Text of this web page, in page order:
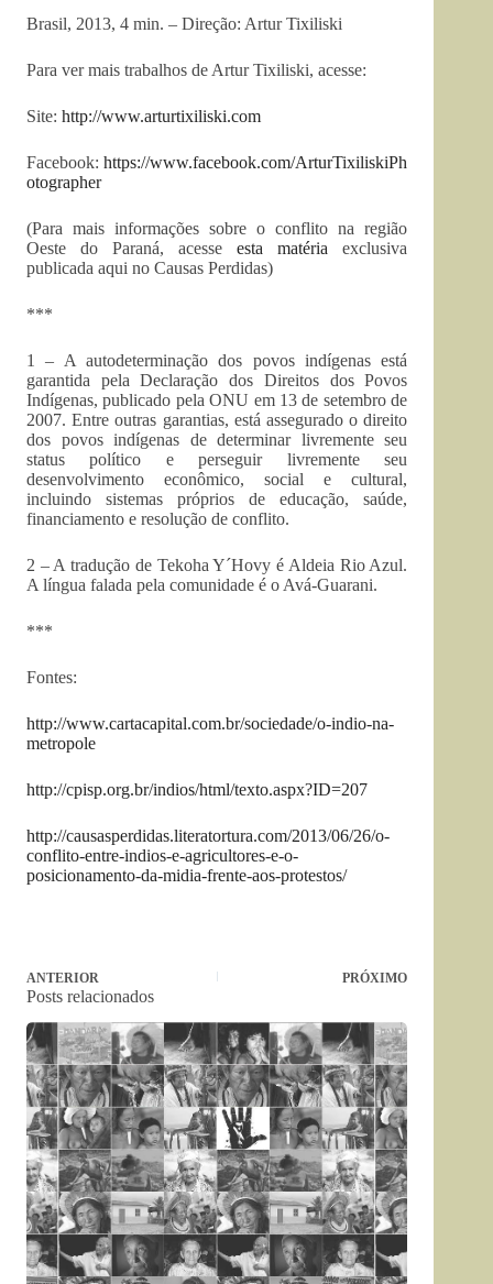
Brasil, 2013, 4 min. – Direção: Artur Tixiliski
Para ver mais trabalhos de Artur Tixiliski, acesse:
Site: http://www.arturtixiliski.com
Facebook:https://www.facebook.com/ArturTixiliskiPh
otographer
(Para mais informações sobre o conflito na região
Oeste do Paraná, acesseesta matéria exclusiva
publicada aqui no Causas Perdidas)
***
1 – A autodeterminação dos povos indígenas está
garantida pela Declaração dos Direitos dos Povos
Indígenas, publicado pela ONU em 13 de setembro de
2007. Entre outras garantias, está assegurado o direito
dos povos indígenas de determinar livremente seu
status político e perseguir livremente seu
desenvolvimento econômico, social e cultural,
incluindo sistemas próprios de educação, saúde,
financiamento e resolução de conflito.
2 – A tradução de Tekoha Y´Hovy é Aldeia Rio Azul.
A língua falada pela comunidade é o Avá-Guarani.
***
Fontes:
http://www.cartacapital.com.br/sociedade/o-indio-na-
metropole
http://cpisp.org.br/indios/html/texto.aspx?ID=207
http://causasperdidas.literatortura.com/2013/06/26/o-
conflito-entre-indios-e-agricultores-e-o-
posicionamento-da-midia-frente-aos-protestos/
ANTERIOR PRÓXIMO
Posts relacionados